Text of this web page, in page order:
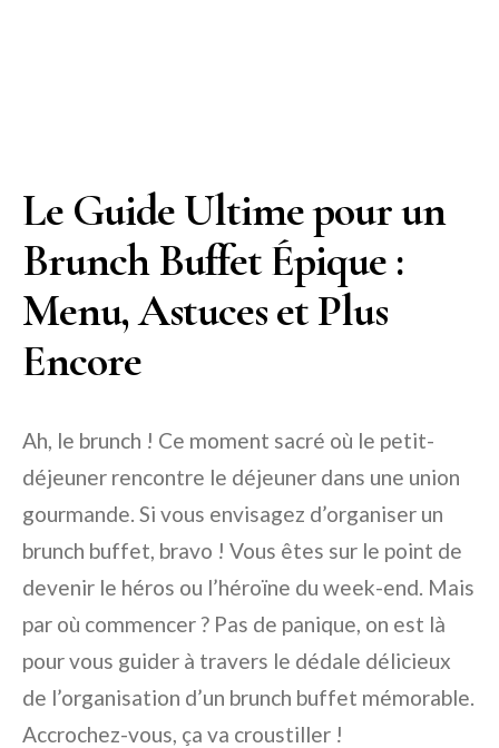
Le Guide Ultime pour un
Brunch Buffet Épique :
Menu, Astuces et Plus
Encore
Ah, le brunch ! Ce moment sacré où le petit-
déjeuner rencontre le déjeuner dans une union
gourmande. Si vous envisagez d’organiser un
brunch buffet, bravo ! Vous êtes sur le point de
devenir le héros ou l’héroïne du week-end. Mais
par où commencer ? Pas de panique, on est là
pour vous guider à travers le dédale délicieux
de l’organisation d’un brunch buffet mémorable.
Accrochez-vous, ça va croustiller !